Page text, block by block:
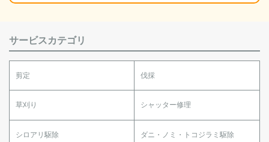
サービスカテゴリ
剪定 伐採
草刈り シャッター修理
シロアリ駆除 ダニ・ノミ・トコジラミ駆除